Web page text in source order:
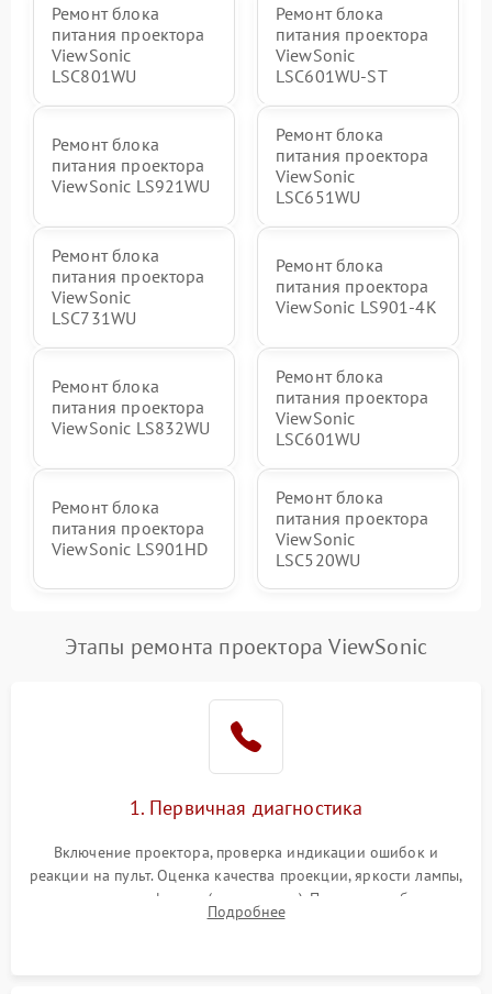
Ремонт блока
питания проектора
ViewSonic
LSC801WU
Ремонт блока
питания проектора
ViewSonic
LSC601WU-ST
Ремонт блока
питания проектора
ViewSonic LS921WU
Ремонт блока
питания проектора
ViewSonic
LSC651WU
Ремонт блока
питания проектора
ViewSonic
LSC731WU
Ремонт блока
питания проектора
ViewSonic LS901-4K
Ремонт блока
питания проектора
ViewSonic LS832WU
Ремонт блока
питания проектора
ViewSonic
LSC601WU
Ремонт блока
питания проектора
ViewSonic LS901HD
Ремонт блока
питания проектора
ViewSonic
LSC520WU
Этапы ремонта проектора ViewSonic
1. Первичная диагностика
Включение проектора, проверка индикации ошибок и
реакции на пульт. Оценка качества проекции, яркости лампы,
наличия артефактов (точки, пятна). Проверка работы
системы охлаждения по уровню шума вентиляторов.
Подробнее